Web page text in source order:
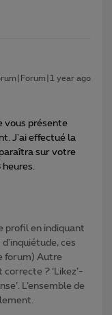
year ago
vous présente
J'ai effectué la
sur votre
profil en indiquant
ces
forum) Autre
? ‘Likez’-
L’ensemble de